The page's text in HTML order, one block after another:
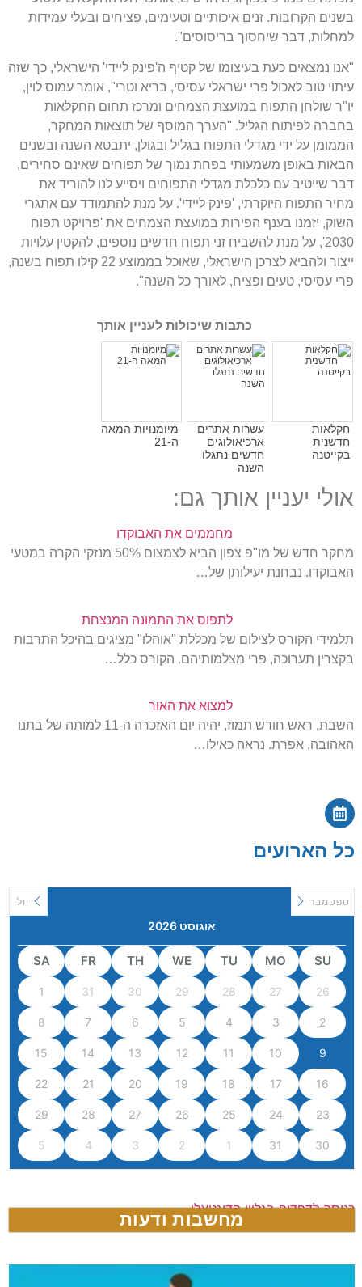
בשנים הקרובות. זנים איכותיים וטעימים, פציחים ובעלי עמידות
למחלות, דבר שיחסוך בריסוסים".
"אנו נמצאים כעת בעיצומו של קטיף ה'פינק ליידי' הישראלי, כך שזה
עיתוי טוב לאכול פרי ישראלי עסיסי, בריא וטרי", אומר עמוס לוין,
יו"ר שולחן התפוח במועצת הצמחים ומרכז תחום החקלאות
בחברה לפיתוח הגליל. "הערך המוסף של תוצאות המחקר,
הממומן על ידי מגדלי התפוח בגליל ובגולן, יתבטא השנה ובשנים
הבאות באופן משמעותי בפחת נמוך של תפוחים שאינם סחירים,
דבר שייטיב עם כלכלת מגדלי התפוחים ויסייע לנו להוריד את
מחיר התפוח היוקרתי, 'פינק ליידי'. על מנת להתמודד עם אתגרי
השוק, יזמנו בענף הפירות במועצת הצמחים את 'פרויקט תפוח
2030', על מנת להשביח זני תפוח חדשים נוספים, להקטין עלויות
ייצור ולהביא לצרכן הישראלי, שאוכל בממוצע 22 קילו תפוח בשנה,
פרי עסיסי, טעים ופציח, לאורך כל השנה".
כתבות שיכולות לעניין אותך
חקלאות
חדשנית
בקייטנה
עשרות אתרים
ארכיאולוגים
חדשים נתגלו
השנה
מיומנויות המאה
ה-21
אולי יעניין אותך גם:
מחממים את האבוקדו
מחקר חדש של מו"פ צפון הביא לצמצום 50% מנזקי הקרה במטעי
האבוקדו. נבחנת יעילותן של…
לתפוס את התמונה המנצחת
תלמידי הקורס לצילום של מכללת "אוהלו" מציגים בהיכל התרבות
בקצרין תערוכה, פרי מצלמותיהם. הקורס כלל…
למצוא את האור
השבת, ראש חודש תמוז, יהיה יום האזכרה ה-11 למותה של בתנו
האהובה, אפרת. נראה כאילו…
כל הארועים
יולי
אוגוסט 2026
ספטמבר
SU
MO
TU
WE
TH
FR
SA
26
27
28
29
30
31
1
2
3
4
5
6
7
8
9
10
11
12
13
14
15
16
17
18
19
20
21
22
23
24
25
26
27
28
29
30
31
1
2
3
4
5
כניסה לדפדוף בגליון הדיגטאלי
מחשבות ודעות